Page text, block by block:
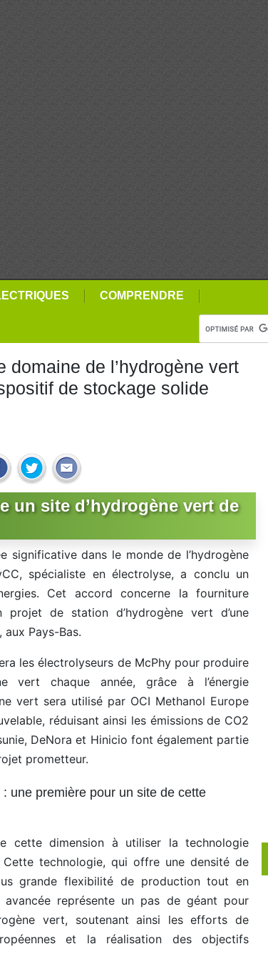
COMPRENDRE
de l’hydrogène vert
de stockage solide
un site d’hydrogène vert de
significative dans le monde de l’hydrogène
spécialiste en électrolyse, a conclu un
Cet accord concerne la fourniture
projet de station d’hydrogène vert d’une
Pays-Bas.
les électrolyseurs de McPhy pour produire
vert chaque année, grâce à l’énergie
vert sera utilisé par OCI Methanol Europe
réduisant ainsi les émissions de CO2
DeNora et Hinicio font également partie
prometteur.
une première pour un site de cette
cette dimension à utiliser la technologie
technologie, qui offre une densité de
grande flexibilité de production tout en
avancée représente un pas de géant pour
vert, soutenant ainsi les efforts de
et la réalisation des objectifs